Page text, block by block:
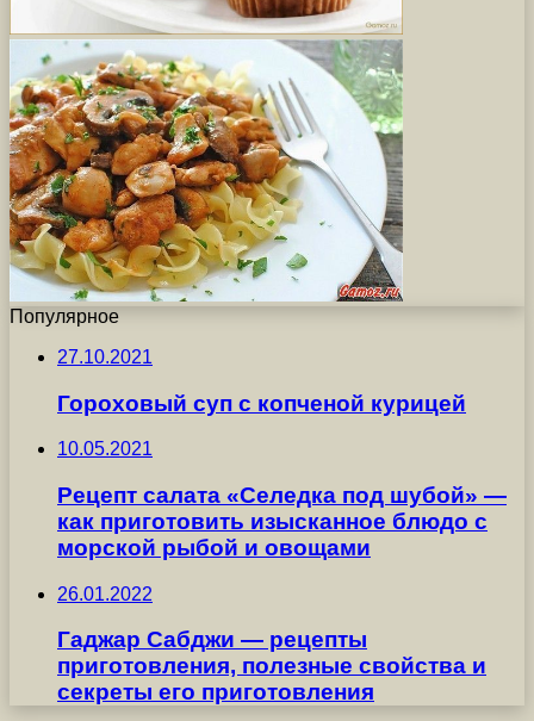
Популярное
27.10.2021
Гороховый суп с копченой курицей
10.05.2021
Рецепт салата «Селедка под шубой» —
как приготовить изысканное блюдо с
морской рыбой и овощами
26.01.2022
Гаджар Сабджи — рецепты
приготовления, полезные свойства и
секреты его приготовления